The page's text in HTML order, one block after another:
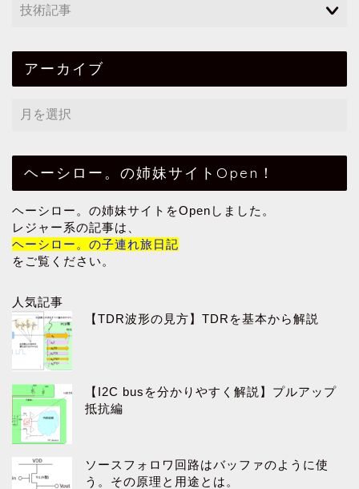
アーカイブ
ヘーシロー。の姉妹サイトOpen！
ヘーシロー。の姉妹サイトをOpenしました。
レジャー系の記事は、
ヘーシロー。の子連れ旅日記
をご覧ください。
人気記事
【TDR波形の見方】TDRを基本から解説
【I2C busを分かりやすく解説】プルアップ
抵抗編
ソースフォロワ回路はバッファのように使
う。その原理と用途とは。